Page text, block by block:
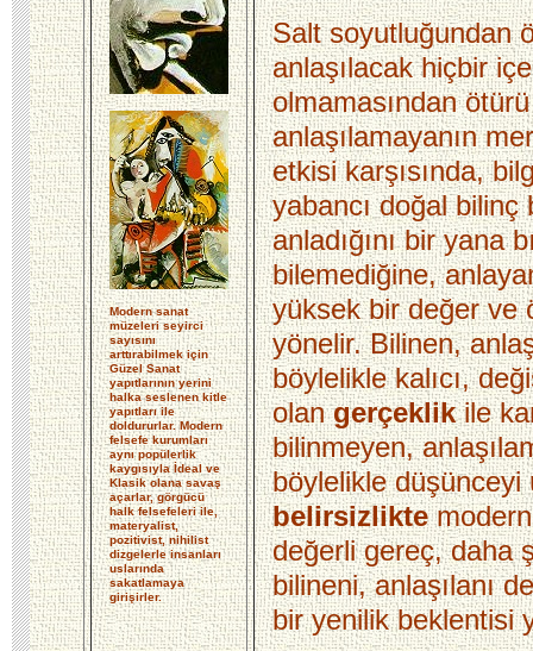
Modern sanat
müzeleri seyirci
sayısını
arttırabilmek için
Güzel Sanat
yapıtlarının yerini
halka seslenen kitle
yapıtları ile
doldururlar. Modern
felsefe kurumları
aynı popülerlik
kaygısıyla İdeal ve
Klasik olana savaş
açarlar, görgücü
halk felsefeleri ile,
materyalist,
pozitivist, nihilist
dizgelerle insanları
uslarında
sakatlamaya
girişirler.
Salt soyutluğundan
anlaşılacak hiçbir
olmamasından ötürü
anlaşılamayanın
etkisi karşısında,
yabancı doğal bilinç
anladığını bir yana
bilemediğine,
yüksek bir değer ve
yönelir. Bilinen,
böylelikle kalıcı,
olangerçeklikile
bilinmeyen,
böylelikle düşünceyi
belirsizlikte
değerli gereç, daha
bilineni, anlaşılanı
bir yenilik beklentisi